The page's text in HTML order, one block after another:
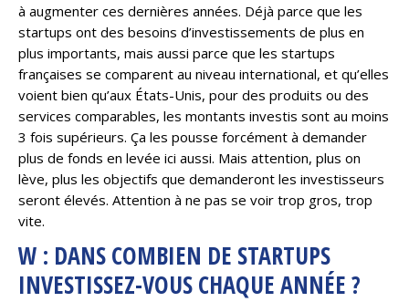
à augmenter ces dernières années. Déjà parce que les
startups ont des besoins d’investissements de plus en
plus importants, mais aussi parce que les startups
françaises se comparent au niveau international, et qu’elles
voient bien qu’aux États-Unis, pour des produits ou des
services comparables, les montants investis sont au moins
3 fois supérieurs. Ça les pousse forcément à demander
plus de fonds en levée ici aussi. Mais attention, plus on
lève, plus les objectifs que demanderont les investisseurs
seront élevés. Attention à ne pas se voir trop gros, trop
vite.
W : DANS COMBIEN DE STARTUPS
INVESTISSEZ-VOUS CHAQUE ANNÉE ?